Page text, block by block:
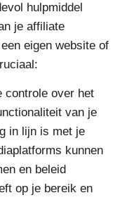
hulpmiddel
je affiliate
eigen website of
controle over het
van je
in lijn is met je
kunnen
en beleid
op je bereik en